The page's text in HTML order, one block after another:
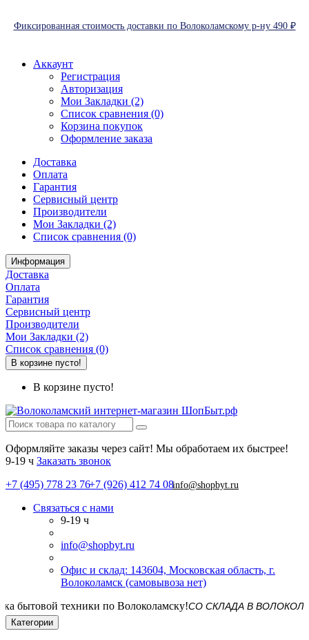
Фиксированная стоимость доставки по Волоколамскому р-ну 490 ₽
Аккаунт
Регистрация
Авторизация
Мои Закладки (2)
Список сравнения (0)
Корзина покупок
Оформление заказа
Доставка
Оплата
Гарантия
Сервисный центр
Производители
Мои Закладки (2)
Список сравнения (0)
Информация
Доставка
Оплата
Гарантия
Сервисный центр
Производители
Мои Закладки (2)
Список сравнения (0)
В корзине пусто!
В корзине пусто!
Оформляйте заказы через сайт! Мы обработаем их быстрее!
9-19 ч Заказать звонок
+7 (495) 778 23 76+7 (926) 412 74 08info@shopbyt.ru
Связаться с нами
9-19 ч
info@shopbyt.ru
Офис и склад: 143604, Московская область, г.
Волоколамск (самовывоза нет)
СО СКЛАДА В ВОЛОКОЛАМСКЕ!
Категории